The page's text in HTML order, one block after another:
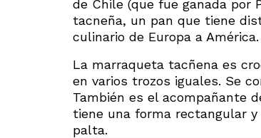
de Chile (que fue ganada por
tacneña, un pan que tiene
culinario de Europa a América.
La marraqueta tacñena es
en varios trozos iguales. Se
También es el acompañante
tiene una forma rectangular
palta.